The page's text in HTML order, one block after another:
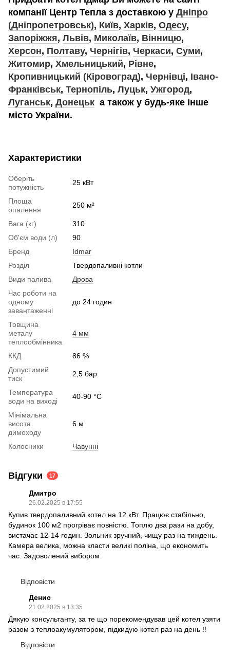
компанії Центр Тепла з доставкою у Дніпро
(Дніпропетровськ), Київ, Харків, Одесу,
Запоріжжя, Львів, Миколаїв, Вінницю,
Херсон, Полтаву, Чернігів, Черкаси, Суми,
Житомир, Хмельницький, Рівне,
Кропивницький (Кіровоград), Чернівці, Івано-
Франківськ, Тернопіль, Луцьк, Ужгород,
Луганськ, Донецьк а також у будь-яке інше
місто України.
Характеристики
Оберіть
потужність
25 кВт
Площа
опалення
250 м²
Вага (кг)
310
Об'єм води (л)
90
Бренд
Idmar
Розділ
Твердопаливні котли
Види палива
Дрова
Час роботи на
одному
завантаженні
до 24 годин
Товщина
металу
теплообмінника
4 мм
ККД
86 %
Допустимий
тиск
2,5 бар
Температура
води на виході
40-90 °C
Мінімальна
висота
димоходу
6 м
Колосники Чавунні
Відгуки 17
Дмитро
26.02.2025 в 17:55
Купив твердопаливний котел на 12 кВт. Працює стабільно,
будинок 100 м2 прогріває повністю. Топлю два рази на добу,
вистачає 12-14 годин. Зольник зручний, чищу раз на тиждень.
Камера велика, можна класти великі поліна, що економить
час. Задоволений вибором
Відповісти
Денис
21.02.2025 в 13:35
Дякую консультанту, за те що порекомендував цей котел узяти
разом з теплоакумулятором, підкидую котел раз на день !!
Відповісти